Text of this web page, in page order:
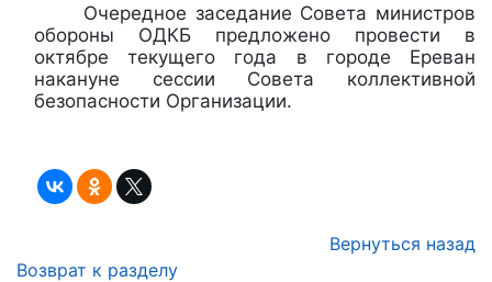
Очередное заседание Совета министров
обороны ОДКБ предложено провести в
октябре текущего года в городе Ереван
накануне сессии Совета коллективной
безопасности Организации.
Вернуться назад
Возврат к разделу